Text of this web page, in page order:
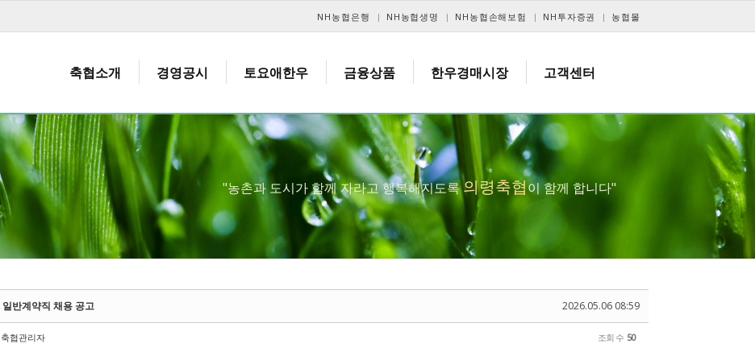
NH농협은행 NH농협생명 NH농협손해보험 NH투자증권 농협몰
축협소개 경영공시 토요애한우 금융상품 한우경매시장 고객센터
"농촌과 도시가 함께 자라고 행복해지도록의령축협이 함께 합니다"
2026.05.06 08:59
일반계약직 채용 공고
축협관리자 조회 수 50